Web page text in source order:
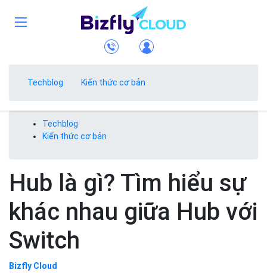
Techblog Kiến thức cơ bản
Techblog
Kiến thức cơ bản
Hub là gì? Tìm hiểu sự
khác nhau giữa Hub với
Switch
Bizfly Cloud